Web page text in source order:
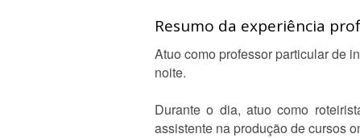
Resumo da experiência
Atuo como professor particular de
noite.
Durante o dia, atuo como
assistente na produção de cursos